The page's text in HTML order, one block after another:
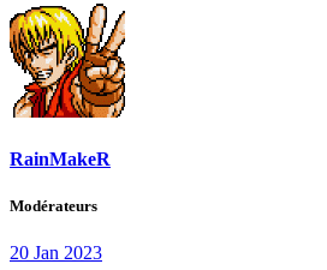
RainMakeR
Modérateurs
20 Jan 2023